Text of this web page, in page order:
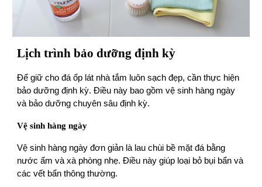
Lịch trình bảo dưỡng định kỳ
Để giữ cho đá ốp lát nhà tắm luôn sạch đẹp, cần thự c hiện
bảo dưỡng định kỳ. Điều này bao gồm vệ sinh hàng ngày
và bảo dưỡng chuyên sâu định kỳ.
Vệ sinh hàng ngày
Vệ sinh hàng ngày đơn giản là lau chùi bề mặt đá bằng
nước ấm và xà phòng nhẹ. Điều này giúp loại bỏ bụi bẩn và
các vết bẩn thông thường.